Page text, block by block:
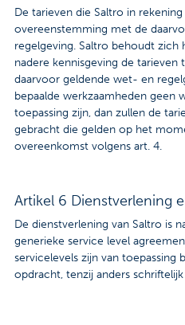
De tarieven die Saltro in
overeenstemming met de
regelgeving. Saltro behoudt
nadere kennisgeving de
daarvoor geldende wet- en
bepaalde werkzaamheden geen
toepassing zijn, dan zullen de
gebracht die gelden op het
overeenkomst volgens art. 4.
Artikel 6 Dienstverlening
De dienstverlening van Saltro is
generieke service level
servicelevels zijn van toepassing
opdracht, tenzij anders